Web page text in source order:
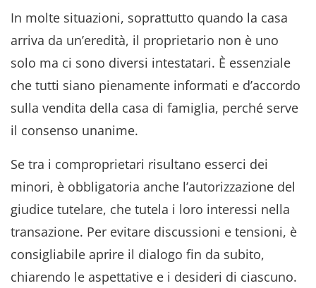
In molte situazioni, soprattutto quando la casa
arriva da un’eredità, il proprietario non è uno
solo ma ci sono diversi intestatari. È essenziale
che tutti siano pienamente informati e d’accordo
sulla vendita della casa di famiglia, perché serve
il consenso unanime.
Se tra i comproprietari risultano esserci dei
minori, è obbligatoria anche l’autorizzazione del
giudice tutelare, che tutela i loro interessi nella
transazione. Per evitare discussioni e tensioni, è
consigliabile aprire il dialogo fin da subito,
chiarendo le aspettative e i desideri di ciascuno.